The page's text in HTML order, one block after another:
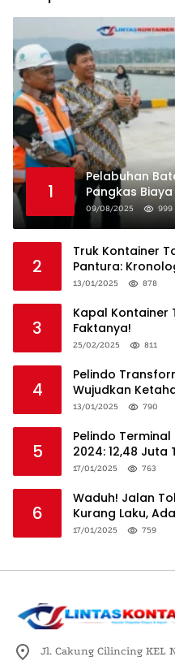
1
Pelabuhan
Pangkas
09/08/2025 999
2
Truk Kontainer
Pantura:
13/01/2025 878
3
Kapal Kontainer
Faktanya!
25/02/2025 811
4
Pelindo
Wujudkan
Global
13/01/2025 790
5
Pelindo
2024: 12,48 Juta
Logistik Nasional
17/01/2025 763
6
Waduh! Jalan
Kurang Laku,
17/01/2025 759
Jl. Cakung Cilincing KEL